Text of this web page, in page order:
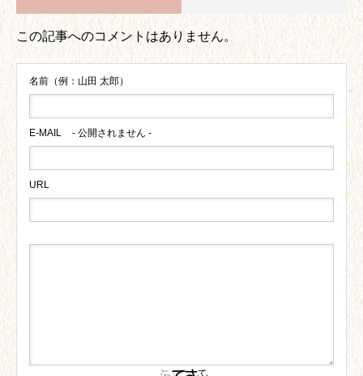
この記事へのコメントはありません。
名前（例：山田 太郎）
E-MAIL - 公開されません -
URL